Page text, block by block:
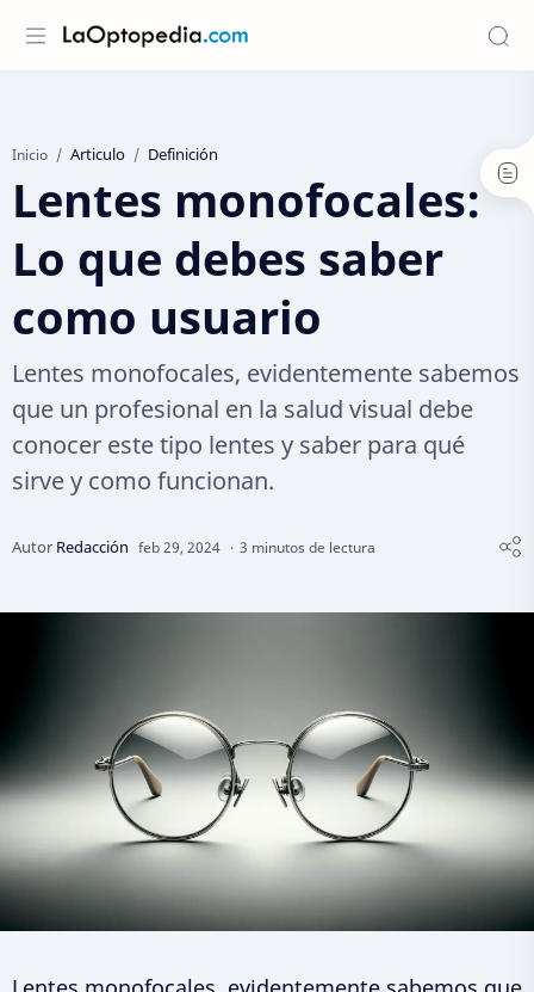
Inicio Articulo Definición
Lentes monofocales:
Lo que debes saber
como usuario
Lentes monofocales, evidentemente sabemos
que un profesional en la salud visual debe
conocer este tipo lentes y saber para qué
sirve y como funcionan.
3 minutos de lectura